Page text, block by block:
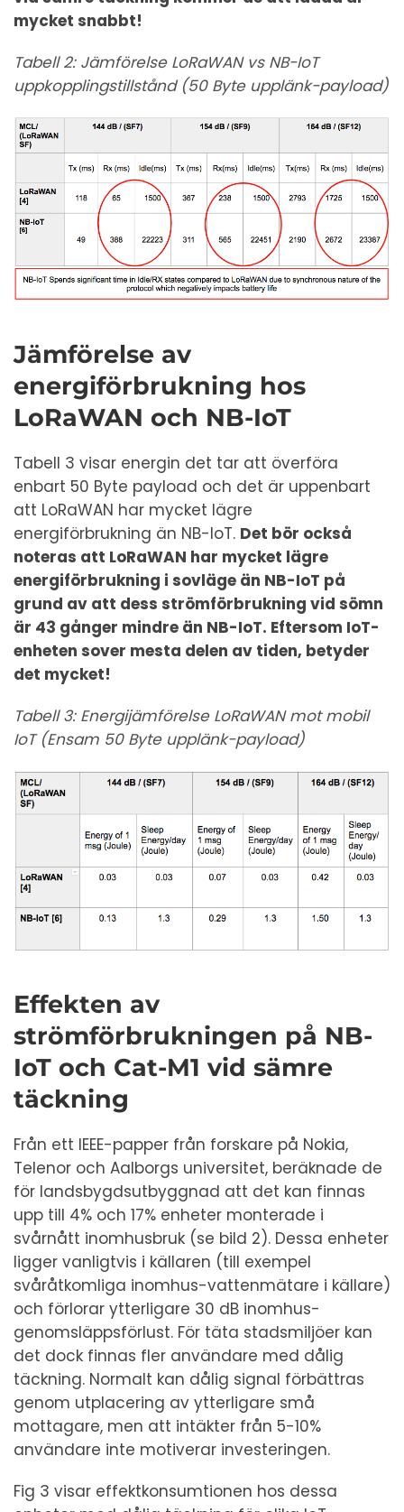
mycket snabbt!
Tabell 2: Jämförelse LoRaWAN vs NB-IoT
uppkopplingstillstånd (50 Byte upplänk-payload)
Jämförelse av
energiförbrukning hos
LoRaWAN och NB-IoT
Tabell 3 visar energin det tar att överföra
enbart 50 Byte payload och det är uppenbart
att LoRaWAN har mycket lägre
energiförbrukning än NB-IoT. Det bör också
noteras att LoRaWAN har mycket lägre
energiförbrukning i sovläge än NB-IoT på
grund av att dess strömförbrukning vid sömn
är 43 gånger mindre än NB-IoT. Eftersom IoT-
enheten sover mesta delen av tiden, betyder
det mycket!
Tabell 3: Energijämförelse LoRaWAN mot mobil
IoT (Ensam 50 Byte upplänk-payload)
Effekten av
strömförbrukningen på NB-
IoT och Cat-M1 vid sämre
täckning
Från ett IEEE-papper från forskare på Nokia,
Telenor och Aalborgs universitet, beräknade de
för landsbygdsutbyggnad att det kan finnas
upp till 4% och 17% enheter monterade i
svårnått inomhusbruk (se bild 2). Dessa enheter
ligger vanligtvis i källaren (till exempel
svåråtkomliga inomhus-vattenmätare i källare)
och förlorar ytterligare 30 dB inomhus-
genomsläppsförlust. För täta stadsmiljöer kan
det dock finnas fler användare med dålig
täckning. Normalt kan dålig signal förbättras
genom utplacering av ytterligare små
mottagare, men att intäkter från 5-10%
användare inte motiverar investeringen.
Fig 3 visar effektkonsumtionen hos dessa